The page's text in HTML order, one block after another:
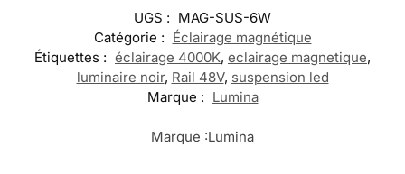
UGS : MAG-SUS-6W
Catégorie : Éclairage magnétique
Étiquettes : éclairage 4000K, eclairage magnetique,
luminaire noir, Rail 48V, suspension led
Marque : Lumina
Marque :Lumina